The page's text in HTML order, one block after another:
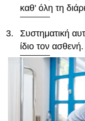
καθ' όλη τη
Συστηματική
ίδιο τον ασθενή.